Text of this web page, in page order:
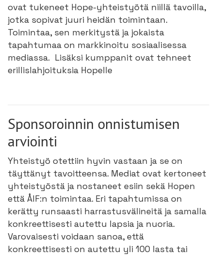
ovat tukeneet Hope-yhteistyötä niillä tavoilla,
jotka sopivat juuri heidän toimintaan.
Toimintaa, sen merkitystä ja jokaista
tapahtumaa on markkinoitu sosiaalisessa
mediassa. Lisäksi kumppanit ovat tehneet
erillislahjoituksia Hopelle
Sponsoroinnin onnistumisen
arviointi
Yhteistyö otettiin hyvin vastaan ja se on
täyttänyt tavoitteensa. Mediat ovat kertoneet
yhteistyöstä ja nostaneet esiin sekä Hopen
että ÅIF:n toimintaa. Eri tapahtumissa on
kerätty runsaasti harrastusvälineitä ja samalla
konkreettisesti autettu lapsia ja nuoria.
Varovaisesti voidaan sanoa, että
konkreettisesti on autettu yli 100 lasta tai